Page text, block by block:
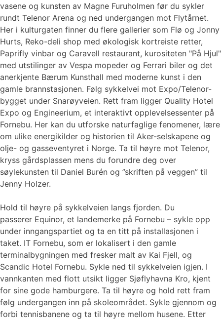
vasene og kunsten av Magne Furuholmen før du sykler
rundt Telenor Arena og ned undergangen mot Flytårnet.
Her i kulturgaten finner du flere gallerier som Flø og Jonny
Hurts, Reko-deli shop med økologisk kortreiste retter,
Paprifly vinbar og Caravell restaurant, kurositeten "På Hjul"
med utstilinger av Vespa mopeder og Ferrari biler og det
anerkjente Bærum Kunsthall med moderne kunst i den
gamle brannstasjonen. Følg sykkelvei mot Expo/Telenor-
bygget under Snarøyveien. Rett fram ligger Quality Hotel
Expo og Engineerium, et interaktivt opplevelsessenter på
Fornebu. Her kan du utforske naturfaglige fenomener, lære
om ulike energikilder og historien til Aker-selskapene og
olje- og gasseventyret i Norge. Ta til høyre mot Telenor,
kryss gårdsplassen mens du forundre deg over
søylekunsten til Daniel Burén og ”skriften på veggen” til
Jenny Holzer.
Hold til høyre på sykkelveien langs fjorden. Du
passerer Equinor, et landemerke på Fornebu – sykle opp
under inngangspartiet og ta en titt på installasjonen i
taket. IT Fornebu, som er lokalisert i den gamle
terminalbygningen med fresker malt av Kai Fjell, og
Scandic Hotel Fornebu. Sykle ned til sykkelveien igjen. I
vannkanten med flott utsikt ligger Sjøflyhavna Kro, kjent
for sine gode hamburgere. Ta til høyre og hold rett fram
følg undergangen inn på skoleområdet. Sykle gjennom og
forbi tennisbanene og ta til høyre mellom husene. Etter